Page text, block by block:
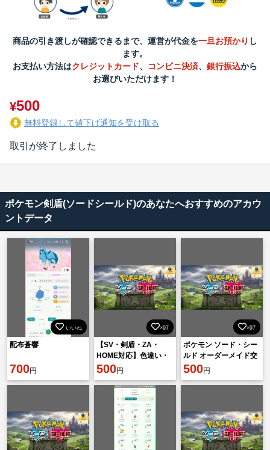
商品の引き渡しが確認できるまで、運営が代金を一旦お預かり し
ます。
お支払い方法はクレジットカード、 コンビニ決済、 銀行振込から
お選びいただけます！
¥500
無料登録して値下げ通知を受け取る
取引が終了しました
ポケモン剣盾(ソードシールド)のあなたへおすすめのアカウ
ントデータ
いいね
配布蒼響
700円
×97
【SV・剣盾・ZA・
HOME対応】色違い・
伝説・幻・配布・アイ
テム交換
500円
×97
ポケモン ソード・シー
ルド オーダーメイド交
換 合法個体・アイテム
500円